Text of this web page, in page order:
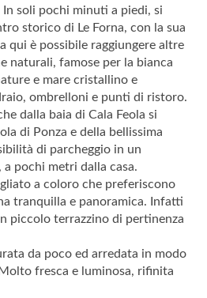
soli pochi minuti a piedi, si
storico di Le Forna, con la sua
qui è possibile raggiungere altre
naturali, famose per la bianca
e mare cristallino e
ombrelloni e punti di ristoro.
dalla baia di Cala Feola si
di Ponza e della bellissima
di parcheggio in un
pochi metri dalla casa.
a coloro che preferiscono
tranquilla e panoramica. Infatti
piccolo terrazzino di pertinenza
da poco ed arredata in modo
fresca e luminosa, rifinita